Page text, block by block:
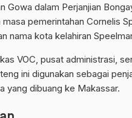
Gowa dalam Perjanjian
pemerintahan Cornelis
nama kota kelahiran
VOC, pusat administrasi,
ini digunakan sebagai
yang dibuang ke Makassar.